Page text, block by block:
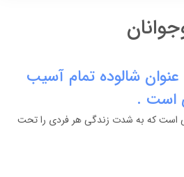
شالوده تمام آسیب
است .
است که به شدت زندگی هر فردی را تحت